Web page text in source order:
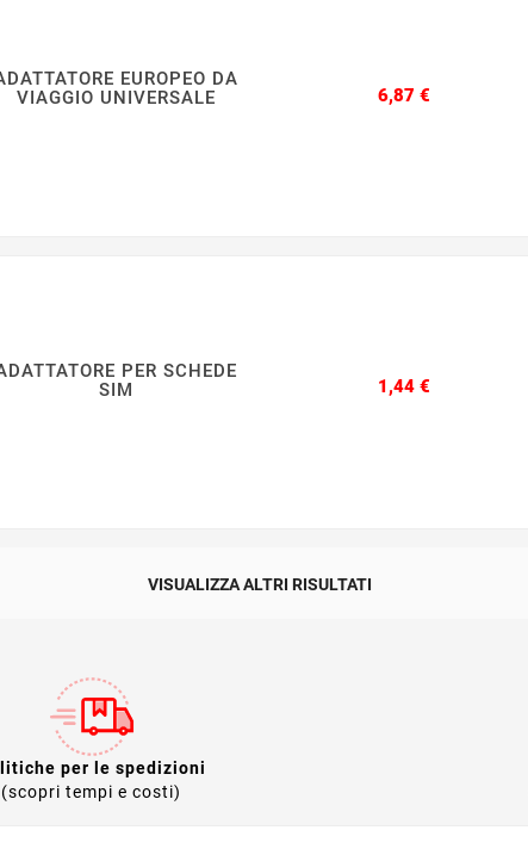
EUROPEO DA
VIAGGIO UNIVERSALE
6,87 €
PER SCHEDE
SIM
1,44 €
VISUALIZZA ALTRI RISULTATI
per le spedizioni
(scopri tempi e costi)